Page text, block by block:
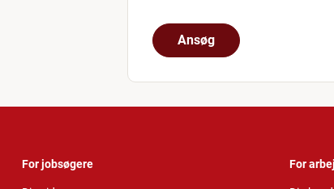
Ansøg
For jobsøgere For